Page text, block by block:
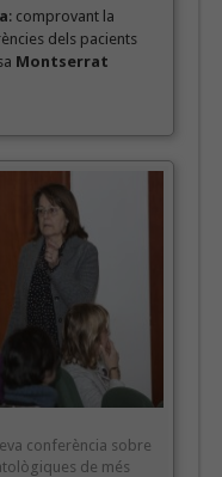
: comprovant la
dels pacients
Montserrat
conferència sobre
de més